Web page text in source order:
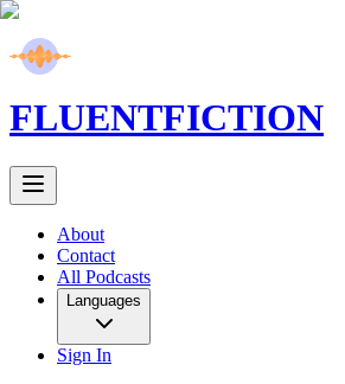
FLUENTFICTION
About
Contact
All Podcasts
Languages
Sign In